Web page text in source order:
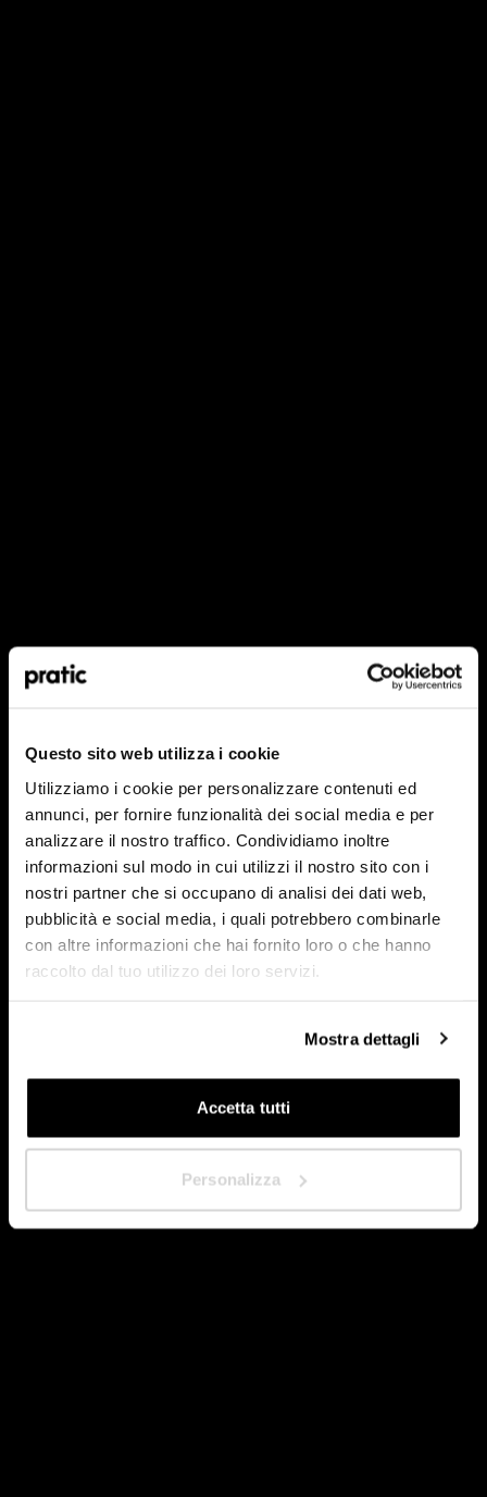
Questo sito web utilizza i cookie
Utilizziamo i cookie per personalizzare contenuti ed
annunci, per fornire funzionalità dei social media e per
analizzare il nostro traffico. Condividiamo inoltre
informazioni sul modo in cui utilizzi il nostro sito con i
nostri partner che si occupano di analisi dei dati web,
pubblicità e social media, i quali potrebbero combinarle
con altre informazioni che hai fornito loro o che hanno
raccolto dal tuo utilizzo dei loro servizi.
Mostra dettagli
Accetta tutti
Personalizza
HoReCa
Proyectista/Arquitecto
Privado
Distribuidor